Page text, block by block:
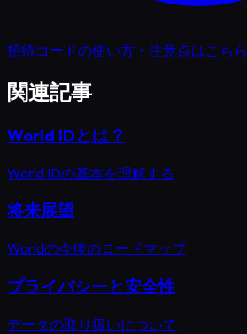
招待コードの使い方・注意点はこちら
関連記事
World IDとは？
World IDの基本を理解する
将来展望
Worldの今後のロードマップ
プライバシーと安全性
データの取り扱いについて